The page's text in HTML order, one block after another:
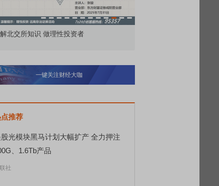
北交所知识 做理性投资者
一键关注财经大咖
推荐
光模块黑马计划大幅扩产 全力押注
、1.6Tb产品
社